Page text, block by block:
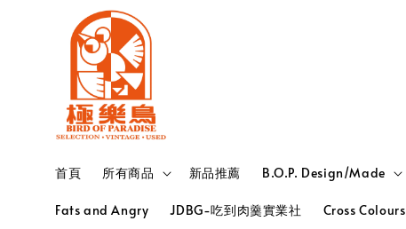
首頁 所有商品 新品推薦 B.O.P. Design/Made
Fats and Angry JDBG-吃到肉羹實業社 Cross Colours